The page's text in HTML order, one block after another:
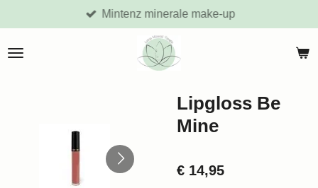
direct
naar
Mintenz minerale make-up
Lipgloss Be
Mine
€ 14,95